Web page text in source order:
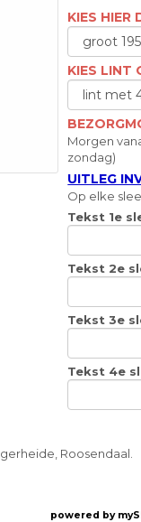
KIES HIER
KIES LINT
Morgen
zondag)
UITLEG
Op elke
Tekst 1e
Tekst 2e
Tekst 3e
Tekst 4e
Roosendaal.
powered by